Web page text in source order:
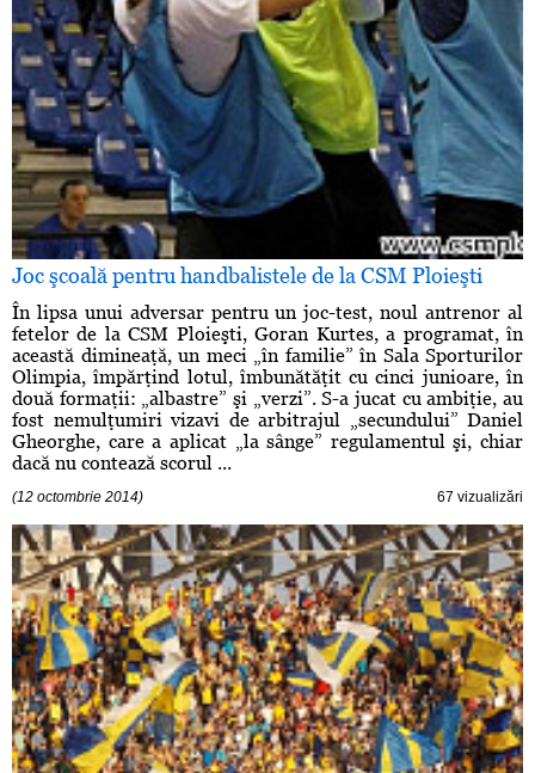
Joc şcoală pentru handbalistele de la CSM Ploieşti
În lipsa unui adversar pentru un joc-test, noul antrenor al
fetelor de la CSM Ploieşti, Goran Kurtes, a programat, în
această dimineaţă, un meci „în familie” în Sala Sporturilor
Olimpia, împărţind lotul, îmbunătăţit cu cinci junioare, în
două formaţii: „albastre” şi „verzi”. S-a jucat cu ambiţie, au
fost nemulţumiri vizavi de arbitrajul „secundului” Daniel
Gheorghe, care a aplicat „la sânge” regulamentul şi, chiar
dacă nu contează scorul ...
(12 octombrie 2014) 67 vizualizări